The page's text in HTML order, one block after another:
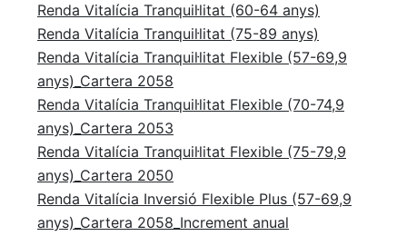
Renda Vitalícia Tranquil·litat (60-64 anys)
Renda Vitalícia Tranquil·litat (75-89 anys)
Renda Vitalícia Tranquil·litat Flexible (57-69,9
anys)_Cartera 2058
Renda Vitalícia Tranquil·litat Flexible (70-74,9
anys) _Cartera 2053
Renda Vitalícia Tranquil·litat Flexible (75-79,9
anys)_Cartera 2050
Renda Vitalícia Inversió Flexible Plus (57-69,9
anys)_Cartera 2058_Increment anual